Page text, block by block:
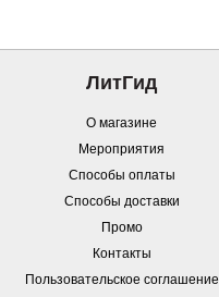
ЛитГид
О магазине
Мероприятия
Способы оплаты
Способы доставки
Промо
Контакты
Пользовательское соглашение